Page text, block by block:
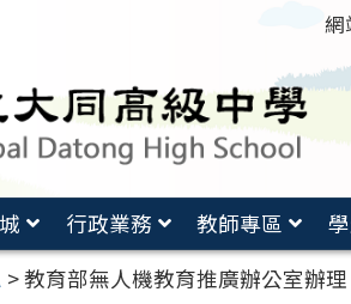
網
行政業務 教師專區
>教育部無人機教育推廣辦公室辦理